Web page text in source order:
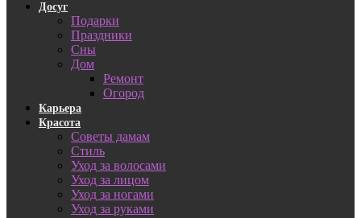
Досуг
Подарки
Праздники
Сны
Дом
Ремонт
Огород
Карьера
Красота
Советы дамам
Стиль
Уход за волосами
Уход за лицом
Уход за ногами
Уход за руками